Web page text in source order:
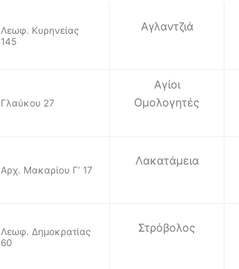
Λεωφ. Κυρηνείας
145
Αγλαντζιά
Γλαύκου 27
Αγίοι
Ομολογητές
Αρχ. Μακαρίου Γ’ 17
Λακατάμεια
Λεωφ. Δημοκρατίας
60
Στρόβολος